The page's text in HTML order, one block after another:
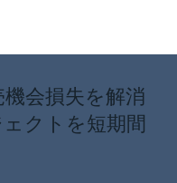
会損失を解消
クトを短期間